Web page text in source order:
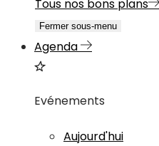
Tous nos bons plans
Fermer sous-menu
Agenda
Evénements
Aujourd'hui